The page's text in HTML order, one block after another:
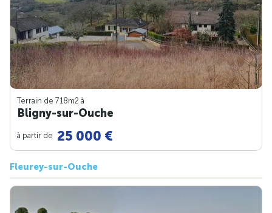
Terrain de 718m2 à
Bligny-sur-Ouche
à partir de 25 000 €
Fleurey-sur-Ouche